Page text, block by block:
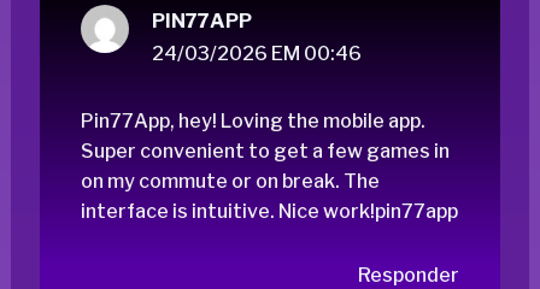
PIN77APP
24/03/2026 EM 00:46
Pin77App, hey! Loving the mobile app.
Super convenient to get a few games in
on my commute or on break. The
interface is intuitive. Nice work!pin77app
Responder